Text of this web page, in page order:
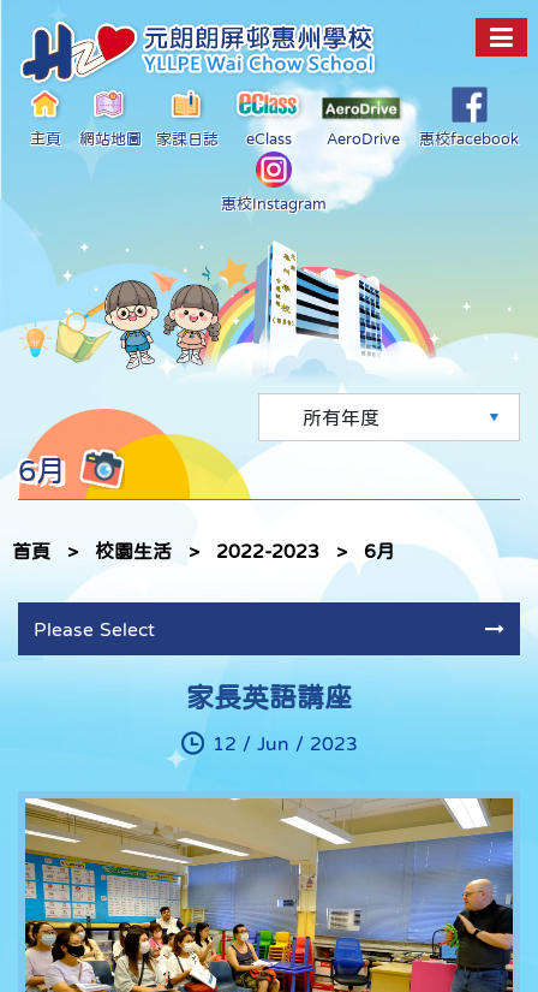
主頁 網站地圖 家課日誌 eClass AeroDrive 惠校facebook
惠校Instagram
6月
首頁 > 校園生活 > 2022-2023 > 6月
Please Select
家長英語講座
12 / Jun / 2023